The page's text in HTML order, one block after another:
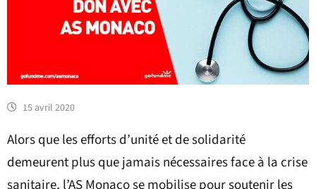
15 avril 2020
Alors que les efforts d’unité et de solidarité
demeurent plus que jamais nécessaires face à la crise
sanitaire, l’AS Monaco se mobilise pour soutenir les